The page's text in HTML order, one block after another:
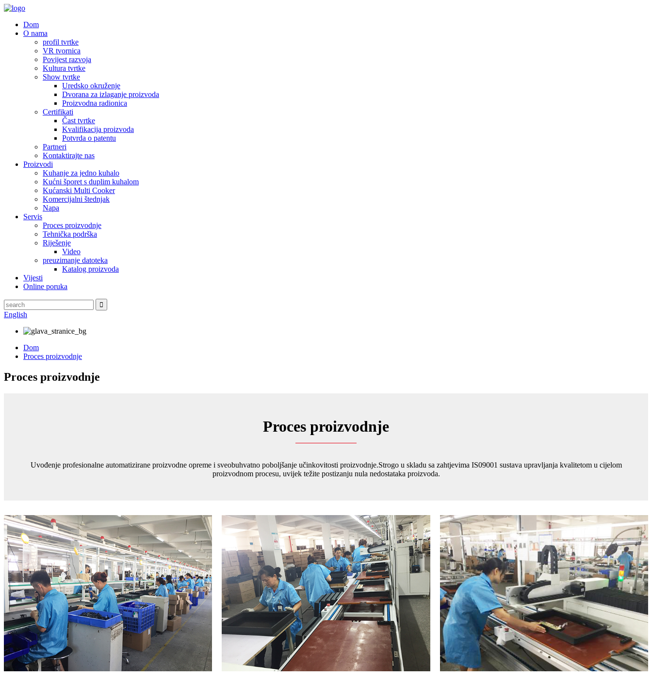
Dom
O nama
profil tvrtke
VR tvornica
Povijest razvoja
Kultura tvrtke
Show tvrtke
Uredsko okruženje
Dvorana za izlaganje proizvoda
Proizvodna radionica
Certifikati
Čast tvrtke
Kvalifikacija proizvoda
Potvrda o patentu
Partneri
Kontaktirajte nas
Proizvodi
Kuhanje za jedno kuhalo
Kućni šporet s duplim kuhalom
Kućanski Multi Cooker
Komercijalni štednjak
Napa
Servis
Proces proizvodnje
Tehnička podrška
Riješenje
Video
preuzimanje datoteka
Katalog proizvoda
Vijesti
Online poruka
English
Dom
Proces proizvodnje
Proces proizvodnje
Proces proizvodnje
Uvođenje profesionalne automatizirane proizvodne opreme i sveobuhvatno poboljšanje učinkovitosti proizvodnje.Strogo u skladu sa zahtjevima IS09001 sustava upravljanja kvalitetom u cijelom
proizvodnom procesu, uvijek težite postizanju nula nedostataka proizvoda.